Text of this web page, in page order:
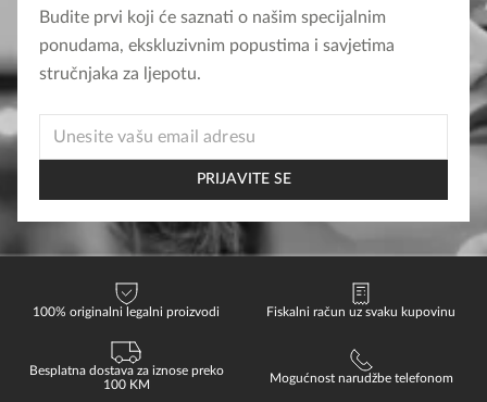
options
may
be
on
the
options
may
the
Budite prvi koji će saznati o našim specijalnim
ponudama, ekskluzivnim popustima i savjetima
stručnjaka za ljepotu.
EMAIL
PRIJAVITE SE
100% originalni legalni proizvodi Fiskalni račun uz svaku kupovinu
Besplatna dostava za iznose preko
100 KM
Mogućnost narudžbe telefonom